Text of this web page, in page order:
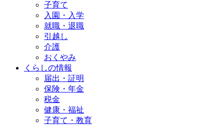
子育て
入園・入学
就職・退職
引越し
介護
おくやみ
くらしの情報
届出・証明
保険・年金
税金
健康・福祉
子育て・教育